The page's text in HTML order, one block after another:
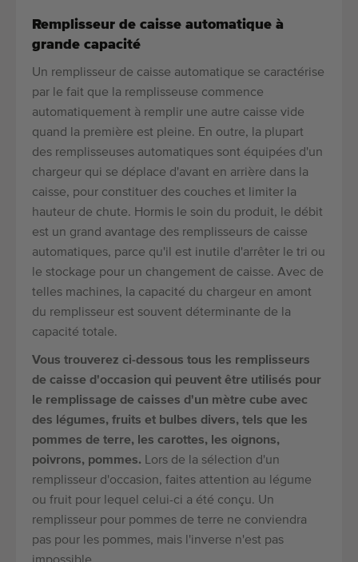
Remplisseur de caisse automatique à
grande capacité
Un remplisseur de caisse automatique se caractérise
par le fait que la remplisseuse commence
automatiquement à remplir une autre caisse vide
quand la première est pleine. En outre, la plupart
des remplisseuses automatiques sont équipées d'un
chargeur qui se déplace d'avant en arrière dans la
caisse, pour constituer des couches et limiter la
hauteur de chute. Hormis le soin du produit, le débit
est un grand avantage des remplisseurs de caisse
automatiques, parce qu'il est inutile d'arrêter le tri ou
le stockage pour un changement de caisse. Avec de
telles machines, la capacité du chargeur en amont
du remplisseur est souvent déterminante de la
capacité totale.
Vous trouverez ci-dessous tous les remplisseurs
de caisse d'occasion qui peuvent être utilisés pour
le remplissage de caisses d'un mètre cube avec
des légumes, fruits et bulbes divers, tels que les
pommes de terre, les carottes, les oignons,
poivrons, pommes. Lors de la sélection d'un
remplisseur d'occasion, faites attention au légume
ou fruit pour lequel celui-ci a été conçu. Un
remplisseur pour pommes de terre ne conviendra
pas pour les pommes, mais l'inverse n'est pas